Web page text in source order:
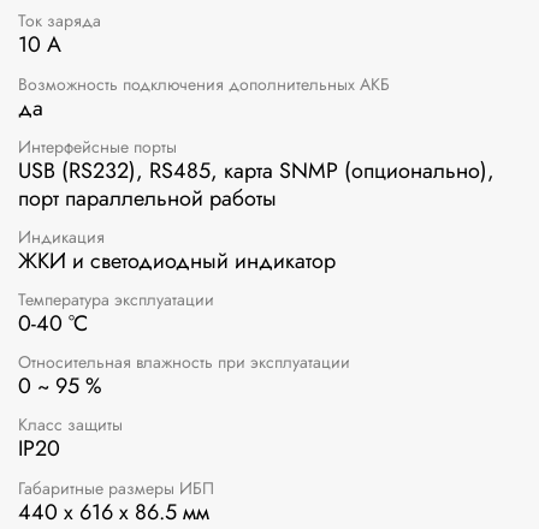
Ток заряда
10 А
Возможность подключения дополнительных АКБ
да
Интерфейсные порты
USB (RS232), RS485, карта SNMP (опционально),
порт параллельной работы
Индикация
ЖКИ и светодиодный индикатор
Температура эксплуатации
0-40 °C
Относительная влажность при эксплуатации
0 ~ 95 %
Класс защиты
IP20
Габаритные размеры ИБП
440 х 616 х 86.5 мм